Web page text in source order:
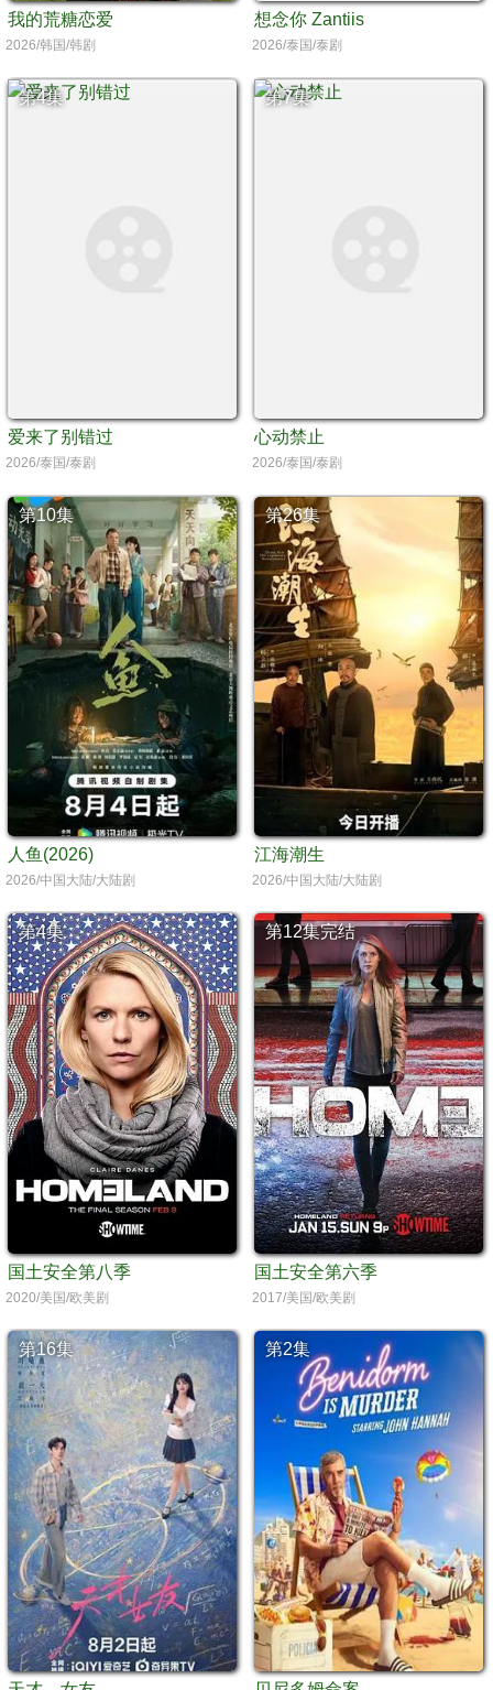
我的荒糖恋爱
2026/韩国/韩剧
想念你 Zantiis
2026/泰国/泰剧
第4集
爱来了别错过
2026/泰国/泰剧
第7集
心动禁止
2026/泰国/泰剧
第10集
人鱼(2026)
2026/中国大陆/大陆剧
第26集
江海潮生
2026/中国大陆/大陆剧
第4集
国土安全第八季
2020/美国/欧美剧
第12集完结
国土安全第六季
2017/美国/欧美剧
第16集 第2集